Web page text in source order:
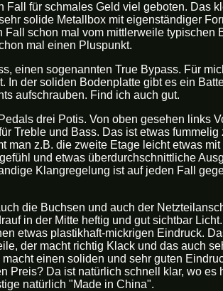
Fall für schmales Geld viel geboten. Das
solide Metallbox mit eigenständiger
Fall schon mal vom mittlerweile typischen
mal einen Pluspunkt.
einen sogenannten True Bypass. Für
In der soliden Bodenplatte gibt es ein
aufschrauben. Find ich auch gut.
drei Potis. Von oben gesehen links
Treble und Bass. Das ist etwas fummelig
man z.B. die zweite Etage leicht etwas
und etwas überdurchschnittliche
Klangregelung ist auf jeden Fall
die Buchsen und auch der
in der Mitte heftig und gut sichtbar
etwas plastikhaft-mickrigen Eindruck.
der macht richtig Klack und das auch
einen soliden und sehr guten
Preis? Da ist natürlich schnell klar, wo es
natürlich "Made in China".